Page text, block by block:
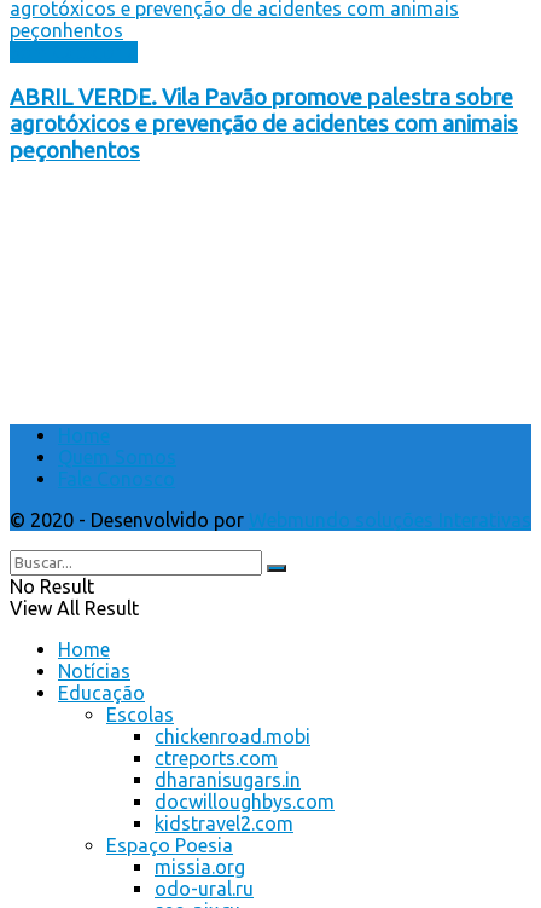
ABRIL VERDE. Vila Pavão promove palestra sobre
agrotóxicos e prevenção de acidentes com animais
peçonhentos
Home
Quem Somos
Fale Conosco
© 2020 - Desenvolvido por Webmundo soluções Interativas
No Result
View All Result
Home
Notícias
Educação
Escolas
chickenroad.mobi
ctreports.com
dharanisugars.in
docwilloughbys.com
kidstravel2.com
Espaço Poesia
missia.org
odo-ural.ru